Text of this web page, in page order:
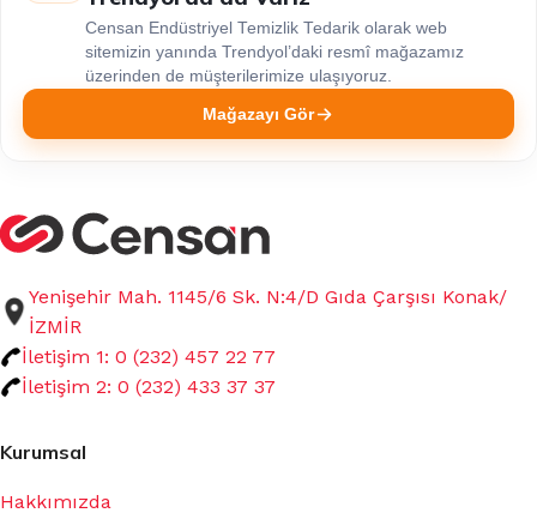
Censan Endüstriyel Temizlik Tedarik olarak web
sitemizin yanında Trendyol’daki resmî mağazamız
üzerinden de müşterilerimize ulaşıyoruz.
Mağazayı Gör
Yenişehir Mah. 1145/6 Sk. N:4/D Gıda Çarşısı Konak/
İZMİR
İletişim 1: 0 (232) 457 22 77
İletişim 2: 0 (232) 433 37 37
Kurumsal
Hakkımızda